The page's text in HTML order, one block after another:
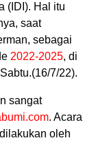
(IDI). Hal itu
saat
sebagai
2022-2025, di
7/22).
sangat
. Acara
oleh